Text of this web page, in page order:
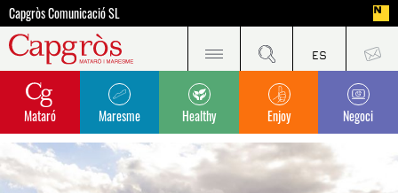
Capgròs Comunicació SL
Mataró Maresme Healthy Enjoy Negoci